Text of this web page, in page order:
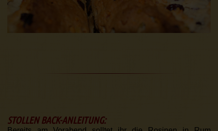
STOLLEN BACK-ANLEITUNG: